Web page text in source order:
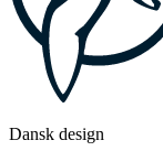
Dansk design